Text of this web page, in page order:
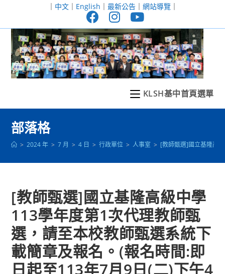
至
｜ 中文｜ English ｜ 最新公告｜ 網站導覽｜
KLSH基中首頁選單
部落格
> 2024 年 > 7 月 > 4 日 > 行政單位 > 人事室 > [教師甄選]國立基隆高
[教師甄選]國立基隆高級中學
113學年度第1次代理教師甄
選，請至本校教師甄選系統下
載簡章及報名。(報名時間:即
日起至113年7月9日(二)下午4